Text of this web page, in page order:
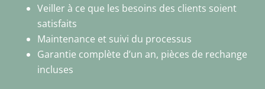
Veiller à ce que les besoins des clients soient
satisfaits
Maintenance et suivi du processus
Garantie complète d’un an, pièces de rechange
incluses